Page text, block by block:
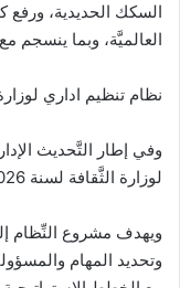
السكك الحديدية، ورفع
العالميَّة، وبما ينسجم
نظام تنظيم اداري
وفي إطار التَّحديث
لوزارة الثَّقافة لسنة 2026م.
ويهدف مشروع النِّظام
وتحديد المهام